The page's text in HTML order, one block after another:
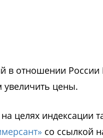
в отношении
цены.
целях индексации
со ссылкой